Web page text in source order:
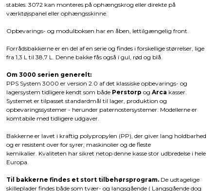
stables. 3072 kan monteres på ophængskrog eller direkte på
værktøjspanel eller ophængsskinne.
Opbevarings- og modulboksen har en åben, lettilgængelig front.
Forrådsbakkerne er en del af en serie og findes i forskellige størrelser, lige
fra 1,3 L til 38,7 L. Denne bakke fås også i gul, rød og blå.
Om 3000 serien generelt:
PPS System 3000 er version 2.0 af det klassiske opbevarings- og
lagersystem tidligere kendt som både Perstorp og Arca kasser.
Systemet er tilpasset standardmål til lager, produktion og
opbevaringssystemer - herunder paternostersystemer. Modellerne er
komtabile med tidligere udgaver.
Bakkerne er lavet i kraftig polypropylen (PP), der giver lang holdbarhed
og er resistent over for syrer, maskinolier og de fleste
kemikalier. Kvaliteten har sikret netop denne kasse stor udbredelse i hele
Europa.
Til bakkerne findes et stort tilbehørsprogram. De udtagelige
skilleplader findes både som tvær- og langsgående ( Langsgående dog